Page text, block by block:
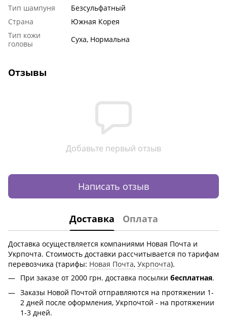
Тип шампуня
Безсульфатный
Страна
Южная Корея
Тип кожи
головы
Суха, Нормальна
Отзывы
Добавьте первый отзыв
Написать отзыв
Доставка Оплата
Доставка осуществляется компаниями Новая Почта и
Укрпочта. Стоимость доставки рассчитывается по тарифам
перевозчика (тарифы: Новая Почта, Укрпочта).
При заказе от 2000 грн. доставка посылки бесплатная.
Заказы Новой Почтой отправляются на протяжении 1-
2 дней после оформления, Укрпочтой - на протяжении
1-3 дней.